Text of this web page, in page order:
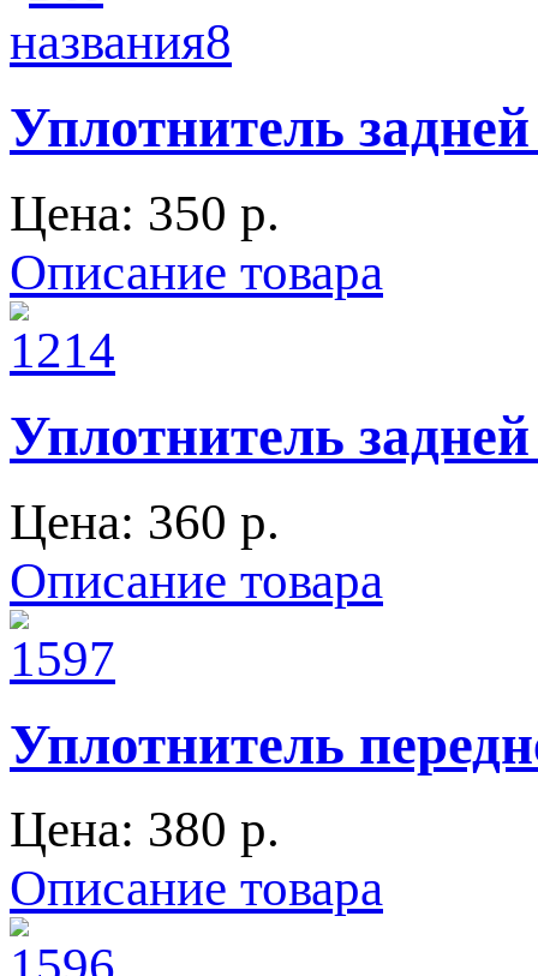
Уплотнитель
Цена: 350 p.
Описание товара
Уплотнитель
Цена: 360 p.
Описание товара
Уплотнитель
Цена: 380 p.
Описание товара